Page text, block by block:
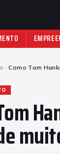
› Como Tom